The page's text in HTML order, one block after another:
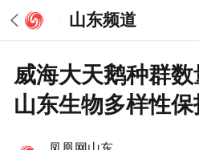
山东频道
威海大天鹅种群数
山东生物多样性